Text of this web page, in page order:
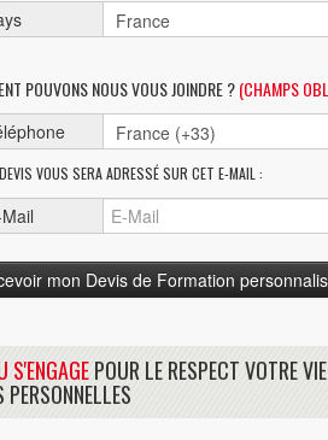
POUVONS NOUS VOUS JOINDRE ?(CHAMPS
VOUS SERA ADRESSÉ SUR CET E-MAIL :
S'ENGAGEPOUR LE RESPECT VOTRE
PERSONNELLES